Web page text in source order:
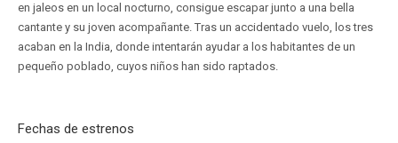
en jaleos en un local nocturno, consigue escapar junto a una bella
cantante y su joven acompañante. Tras un accidentado vuelo, los tres
acaban en la India, donde intentarán ayudar a los habitantes de un
pequeño poblado, cuyos niños han sido raptados.
Fechas de estrenos